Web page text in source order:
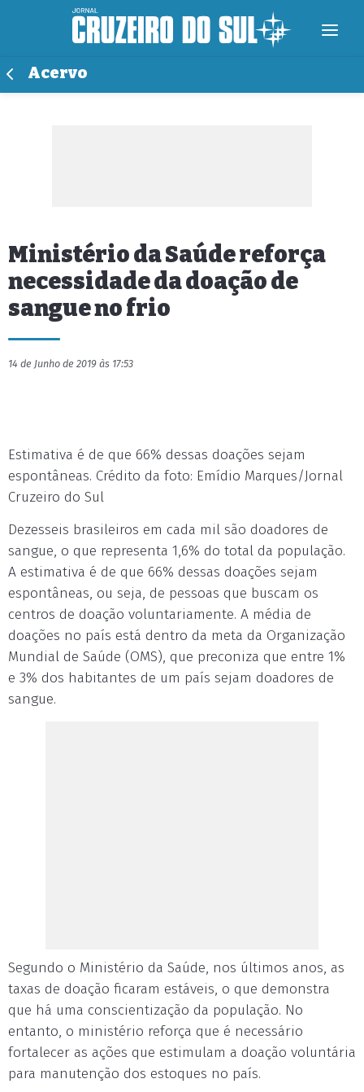
Acervo
Ministério da Saúde reforça
necessidade da doação de
sangue no frio
14 de Junho de 2019 às 17:53
Estimativa é de que 66% dessas doações sejam
espontâneas. Crédito da foto: Emídio Marques/Jornal
Cruzeiro do Sul
Dezesseis brasileiros em cada mil são doadores de
sangue, o que representa 1,6% do total da população.
A estimativa é de que 66% dessas doações sejam
espontâneas, ou seja, de pessoas que buscam os
centros de doação voluntariamente. A média de
doações no país está dentro da meta da Organização
Mundial de Saúde (OMS), que preconiza que entre 1%
e 3% dos habitantes de um país sejam doadores de
sangue.
Segundo o Ministério da Saúde, nos últimos anos, as
taxas de doação ficaram estáveis, o que demonstra
que há uma conscientização da população. No
entanto, o ministério reforça que é necessário
fortalecer as ações que estimulam a doação voluntária
para manutenção dos estoques no país.